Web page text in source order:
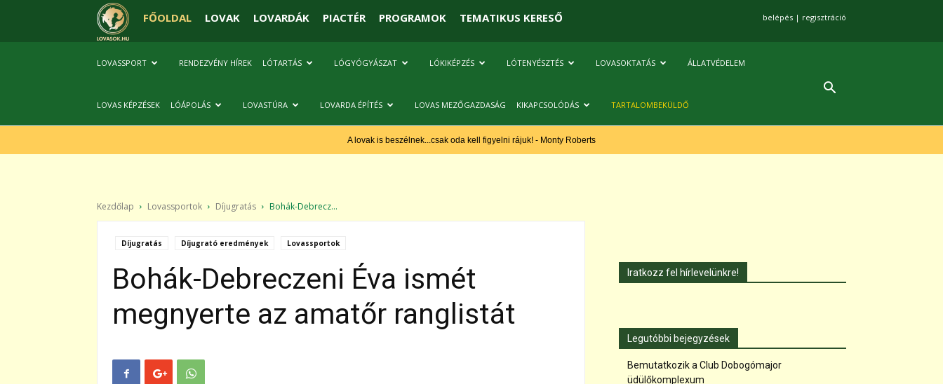
FŐOLDAL LOVAK LOVARDÁK PIACTÉR PROGRAMOK TEMATIKUS KERESŐ belépés | regisztráció
LOVASSPORT RENDEZVÉNY HÍREK LÓTARTÁS LÓGYÓGYÁSZAT LÓKIKÉPZÉS LÓTENYÉSZTÉS LOVASOKTATÁS ÁLLATVÉDELEM
LOVAS KÉPZÉSEK LÓÁPOLÁS LOVASTÚRA LOVARDA ÉPÍTÉS LOVAS MEZŐGAZDASÁG KIKAPCSOLÓDÁS TARTALOMBEKÜLDŐ
A lovak is beszélnek...csak oda kell figyelni rájuk! - Monty Roberts
Kezdőlap Lovassportok Díjugratás Bohák-Debrecz...
Díjugratás Díjugrató eredmények Lovassportok
Bohák-Debreczeni Éva ismét
megnyerte az amatőr ranglistát
Iratkozz fel hírlevelünkre!
Legutóbbi bejegyzések
Bemutatkozik a Club Dobogómajor
üdülőkomplexum